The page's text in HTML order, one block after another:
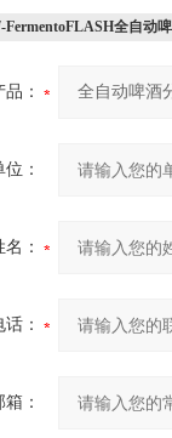
FermentoFLASH全自动
品：
：
：
：
：